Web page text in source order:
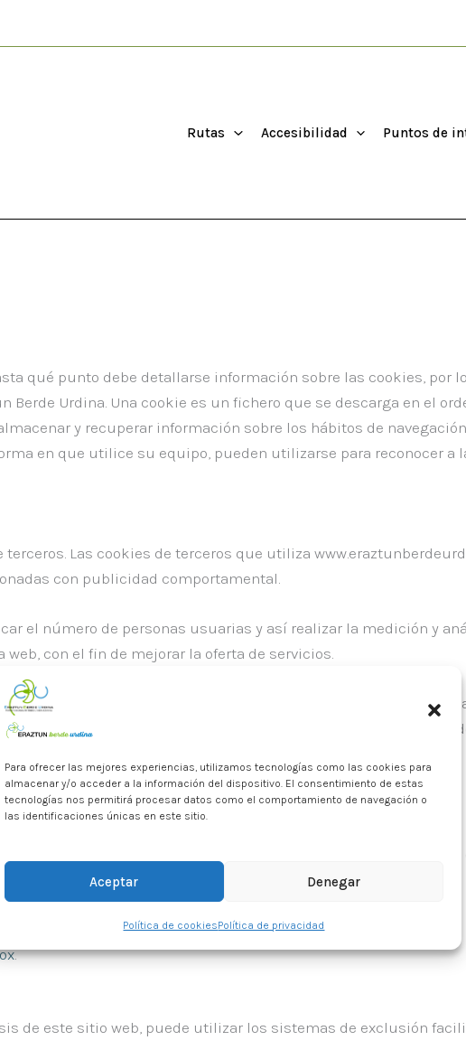
Para ofrecer las mejores experiencias, utilizamos tecnologías como las cookies para
almacenar y/o acceder a la información del dispositivo. El consentimiento de estas
tecnologías nos permitirá procesar datos como el comportamiento de navegación o
las identificaciones únicas en este sitio.
Aceptar Denegar
Política de cookiesPolítica de privacidad
Rutas Accesibilidad Puntos de
qué punto debe detallarse información sobre las cookies,
Urdina. Una cookie es un fichero que se descarga en el
y recuperar información sobre los hábitos de
en que utilice su equipo, pueden utilizarse para reconocer a
Las cookies de terceros que utiliza
con publicidad comportamental.
el número de personas usuarias y así realizar la medición y
con el fin de mejorar la oferta de servicios.
de la persona usuaria desde un equipo o dominio
incluidas en el ámbito de aplicación del artículo 22.2 de la Ley
para su utilización.
las cookies
en su equipo mediante la configuración de las opciones
.
.
de este sitio web, puede utilizar los sistemas de exclusión